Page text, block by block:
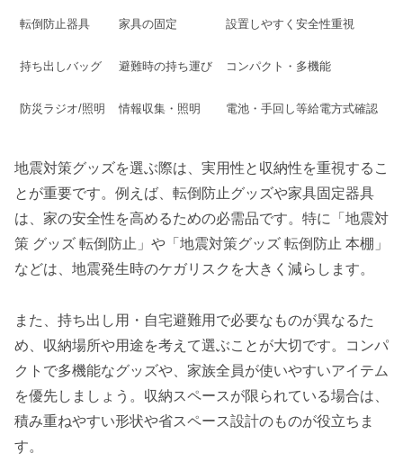
転倒防止器具 家具の固定 設置しやすく安全性重視
持ち出しバッグ 避難時の持ち運び コンパクト・多機能
防災ラジオ/照明 情報収集・照明 電池・手回し等給電方式確認
地震対策グッズを選ぶ際は、実用性と収納性を重視するこ
とが重要です。例えば、転倒防止グッズや家具固定器具
は、家の安全性を高めるための必需品です。特に「地震対
策 グッズ 転倒防止」や「地震対策グッズ 転倒防止 本棚」
などは、地震発生時のケガリスクを大きく減らします。
また、持ち出し用・自宅避難用で必要なものが異なるた
め、収納場所や用途を考えて選ぶことが大切です。コンパ
クトで多機能なグッズや、家族全員が使いやすいアイテム
を優先しましょう。収納スペースが限られている場合は、
積み重ねやすい形状や省スペース設計のものが役立ちま
す。